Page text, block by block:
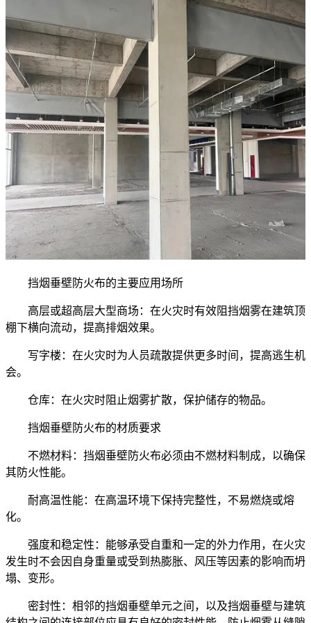
挡烟垂壁防火布的主要应用场所
高层或超高层大型商场：在火灾时有效阻挡烟雾在建筑顶
棚下横向流动，提高排烟效果。
写字楼：在火灾时为人员疏散提供更多时间，提高逃生机
会。
仓库：在火灾时阻止烟雾扩散，保护储存的物品。
挡烟垂壁防火布的材质要求
不燃材料：挡烟垂壁防火布必须由不燃材料制成，以确保
其防火性能。
耐高温性能：在高温环境下保持完整性，不易燃烧或熔
化。
强度和稳定性：能够承受自重和一定的外力作用，在火灾
发生时不会因自身重量或受到热膨胀、风压等因素的影响而坍
塌、变形。
密封性：相邻的挡烟垂壁单元之间，以及挡烟垂壁与建筑